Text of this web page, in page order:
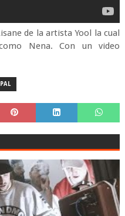
de la artista Yool la cual
Nena. Con un video